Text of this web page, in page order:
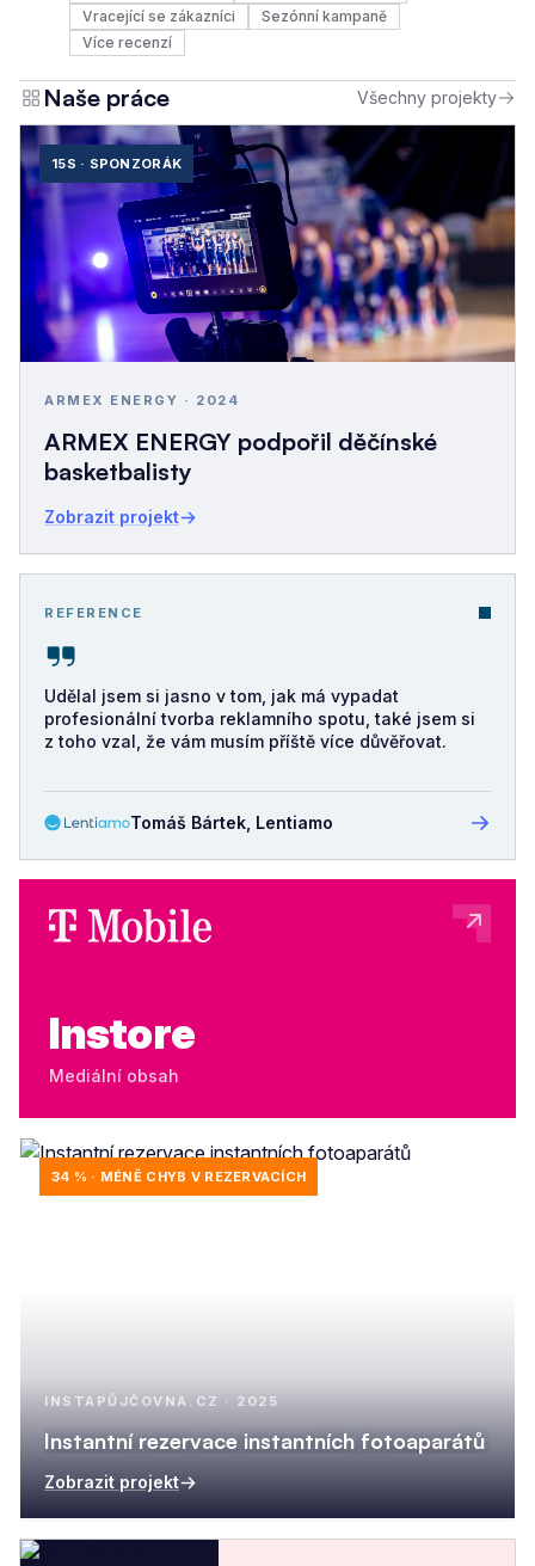
Vracející se zákazníci
Sezónní kampaně
Více recenzí
Naše práce Všechny projekty
15S · SPONZORÁK
ARMEX ENERGY · 2024
ARMEX ENERGY podpořil děčínské
basketbalisty
Zobrazit projekt
REFERENCE
Udělal jsem si jasno v tom, jak má vypadat
profesionální tvorba reklamního spotu, také jsem si
z toho vzal, že vám musím příště více důvěřovat.
Tomáš Bártek, Lentiamo
Instore
Mediální obsah
34 % · MÉNĚ CHYB V REZERVACÍCH
INSTAPŮJČOVNA.CZ · 2025
Instantní rezervace instantních fotoaparátů
Zobrazit projekt